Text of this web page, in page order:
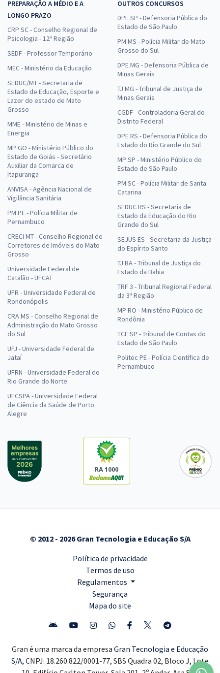
PREPARAÇÃO A MÉDIO E A
LONGO PRAZO
CRP SC - Conselho Regional de
Psicologia - 12ª Região
SEDF - Professor Temporário
MEC - Ministério da Educação
SEDUC/MT - Secretaria de
Estado de Educação, Esporte e
Lazer do estado de Mato
Grosso
MME - Ministério de Minas e
Energia
MP GO - Ministério Público do
Estado de Goiás - Secretário
Auxiliar da Comarca de
Itapuranga
ANVISA - Agência Nacional de
Vigilância Sanitária
PM PE - Polícia Militar de
Pernambuco
CRECI MT - Conselho Regional de
Corretores de Imóveis do Mato
Grosso
Universidade Federal de
Catalão - UFCAT
UFR - Universidade Federal de
Rondonópolis
CRA MS - Conselho Regional de
Administração do Mato Grosso
do Sul
UFJ - Universidade Federal de
Jataí
UFRN - Universidade Federal do
Rio Grande do Norte
UFCSPA - Universidade Federal
de Ciência da Saúde de Porto
Alegre
OUTROS CONCURSOS
DPE SP - Defensoria Pública do
Estado de São Paulo
PM MS - Polícia Militar de Mato
Grosso do Sul
DPE MG - Defensoria Pública de
Minas Gerais
TJ MG - Tribunal de Justiça de
Minas Gerais
CGDF - Controladoria Geral do
Distrito Federal
DPE RS - Defensoria Pública do
Estado do Rio Grande do Sul
MP SP - Ministério Público do
Estado de São Paulo
PM SC - Polícia Militar de Santa
Catarina
SEDUC RS - Secretaria de
Estado da Educação do Rio
Grande do Sul
SEJUS ES - Secretaria da Justiça
do Espírito Santo
TJ BA - Tribunal de Justiça do
Estado da Bahia
TRF 3 - Tribunal Regional Federal
da 3ª Região
MP RO - Ministério Público de
Rondônia
TCE SP - Tribunal de Contas do
Estado de São Paulo
Politec PE - Polícia Científica de
Pernambuco
RA 1000
© 2012 - 2026 Gran Tecnologia e Educação S/A
Política de privacidade
Termos de uso
Regulamentos
Segurança
Mapa do site
Gran é uma marca da empresa Gran Tecnologia e Educação
S/A, CNPJ: 18.260.822/0001-77, SBS Quadra 02, Bloco J, Lote